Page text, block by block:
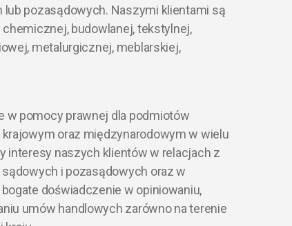
pozasądowych. Naszymi klientami są
budowlanej, tekstylnej,
metalurgicznej, meblarskiej,
w pomocy prawnej dla podmiotów
oraz międzynarodowym w wielu
interesy naszych klientów w relacjach z
i pozasądowych oraz w
doświadczenie w opiniowaniu,
umów handlowych zarówno na terenie